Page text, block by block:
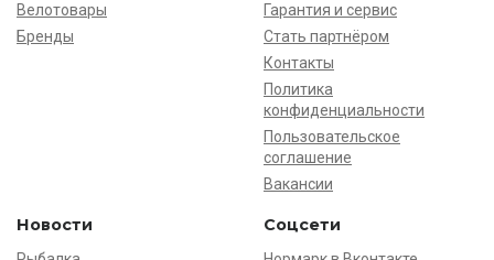
Велотовары
Бренды
Гарантия и сервис
Стать партнёром
Контакты
Политика
конфиденциальности
Пользовательское
соглашение
Вакансии
Новости Соцсети